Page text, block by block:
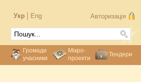
Укр Eng Авторизація
Громади
учасники
Мікро-
проекти
Тендери